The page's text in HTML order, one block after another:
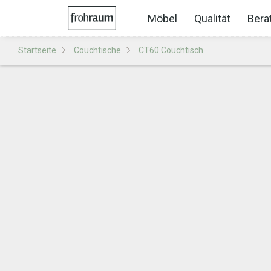
Möbel Qualität
Startseite Couchtische CT60 Couchtisch